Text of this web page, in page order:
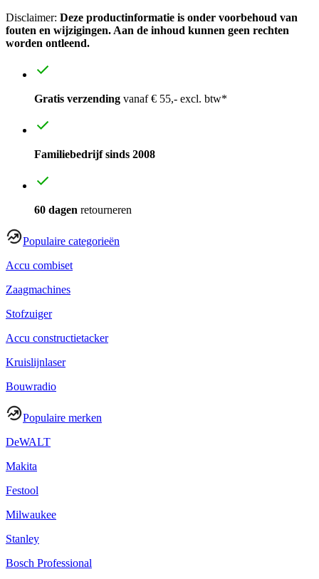
Disclaimer: Deze productinformatie is onder voorbehoud van
fouten en wijzigingen. Aan de inhoud kunnen geen rechten
worden ontleend.
Gratis verzending vanaf € 55,- excl. btw*
Familiebedrijf sinds 2008
60 dagen retourneren
Populaire categorieën
Accu combiset
Zaagmachines
Stofzuiger
Accu constructietacker
Kruislijnlaser
Bouwradio
Populaire merken
DeWALT
Makita
Festool
Milwaukee
Stanley
Bosch Professional